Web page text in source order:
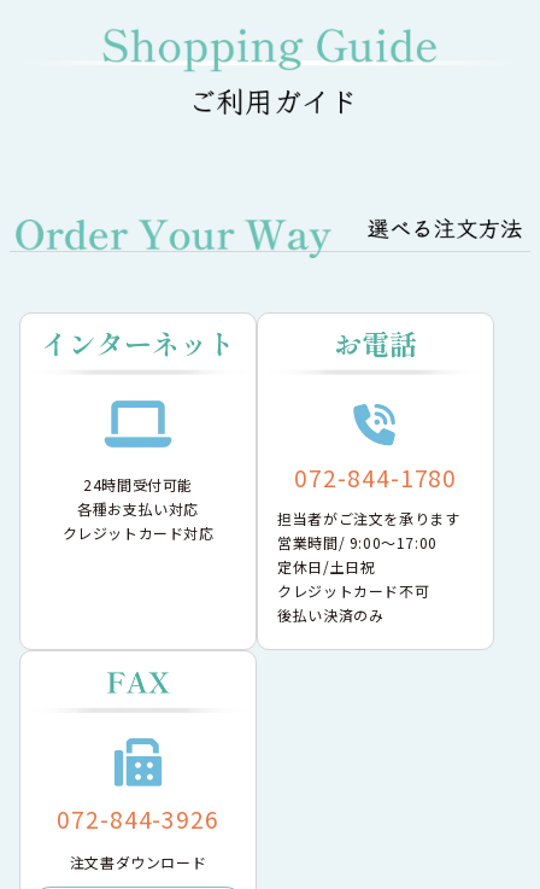
24時間受付可能
各種お支払い対応
クレジットカード対応
072-844-1780
担当者がご注文を承ります
営業時間/ 9:00〜17:00
定休日/土日祝
クレジットカード不可
後払い決済のみ
072-844-3926
注文書ダウンロード